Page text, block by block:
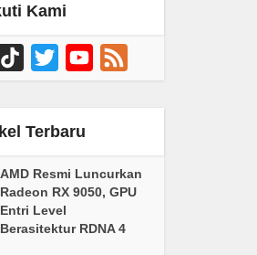
Kami
TikTok Twitter YouTube
Channel
Terbaru
AMD Resmi Luncurkan
Radeon RX 9050, GPU
Entri Level
Berasitektur RDNA 4